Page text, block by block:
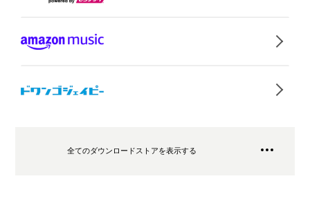
全てのダウンロードストアを表示する